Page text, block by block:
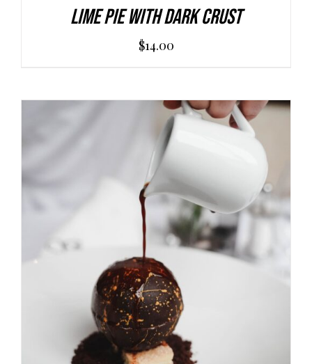
Lime Pie With Dark Crust
$14.00
AGGIUNGI AL CARRELLO DETAILS